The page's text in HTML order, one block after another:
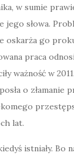
w sumie
jego słowa.
go
praca
ważność w
o złamanie
lat.
istniały. Bo